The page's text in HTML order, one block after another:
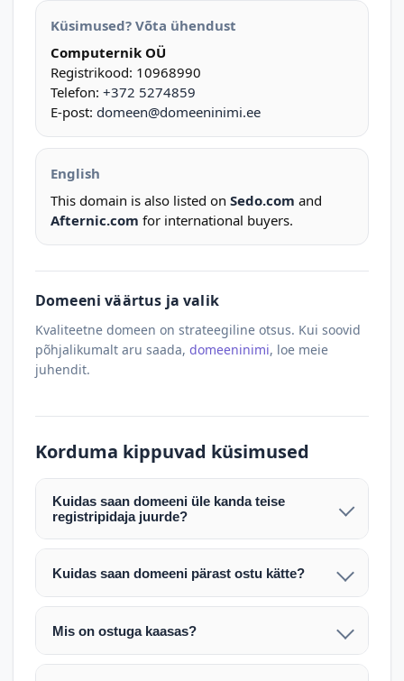
Küsimused? Võta ühendust
Computernik OÜ
Registrikood: 10968990
Telefon: +372 5274859
E-post: domeen@domeeninimi.ee
English
This domain is also listed on Sedo.com and
Afternic.com for international buyers.
Domeeni väärtus ja valik
Kvaliteetne domeen on strateegiline otsus. Kui soovid
põhjalikumalt aru saada, domeeninimi, loe meie
juhendit.
Korduma kippuvad küsimused
Kuidas saan domeeni üle kanda teise
registripidaja juurde?
Pärast makse laekumist edastame teile domeeni
AUTH (EPP) koodi. Selle abil saate domeeni üle
Domeeni ülekandmine toimub registripidajate
tööpäeva. Täpsemad juhised saadetakse teile e-
Kuidas saan domeeni pärast ostu kätte?
Pärast ostu vormistamist väljastame arve.
Maksekinnituse järel edastame teile domeeni
enda valitud registripidaja juurde.
Mis on ostuga kaasas?
Ostuga kaasas on domeeninime omandiõigus.